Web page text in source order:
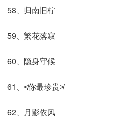
58、归南旧柠
59、繁花落寂
60、隐身守候
61、≮你最珍贵≯
62、月影依风